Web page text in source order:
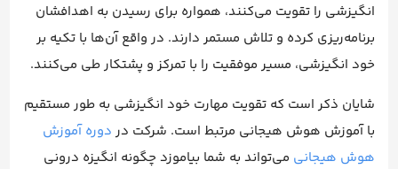
انگیزشی را تقویت می‌کنند، همواره برای رسیدن به اهدافشان
برنامه‌ریزی کرده و تلاش مستمر دارند. در واقع آن‌ها با تکیه بر
خود انگیزشی، مسیر موفقیت را با تمرکز و پشتکار طی می‌کنند.
شایان ذکر است که تقویت مهارت خود انگیزشی به طور مستقیم
با آموزش هوش هیجانی مرتبط است. شرکت در دوره‌ آموزش
هوش هیجانی می‌تواند به شما بیاموزد چگونه انگیزه درونی